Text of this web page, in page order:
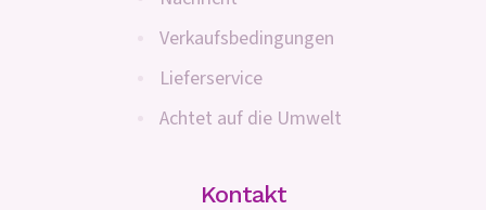
Verkaufsbedingungen
Lieferservice
Achtet auf die Umwelt
Kontakt